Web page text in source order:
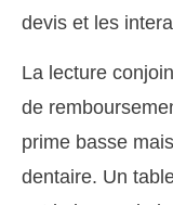
devis et les
La lecture
de
prime basse
dentaire. Un